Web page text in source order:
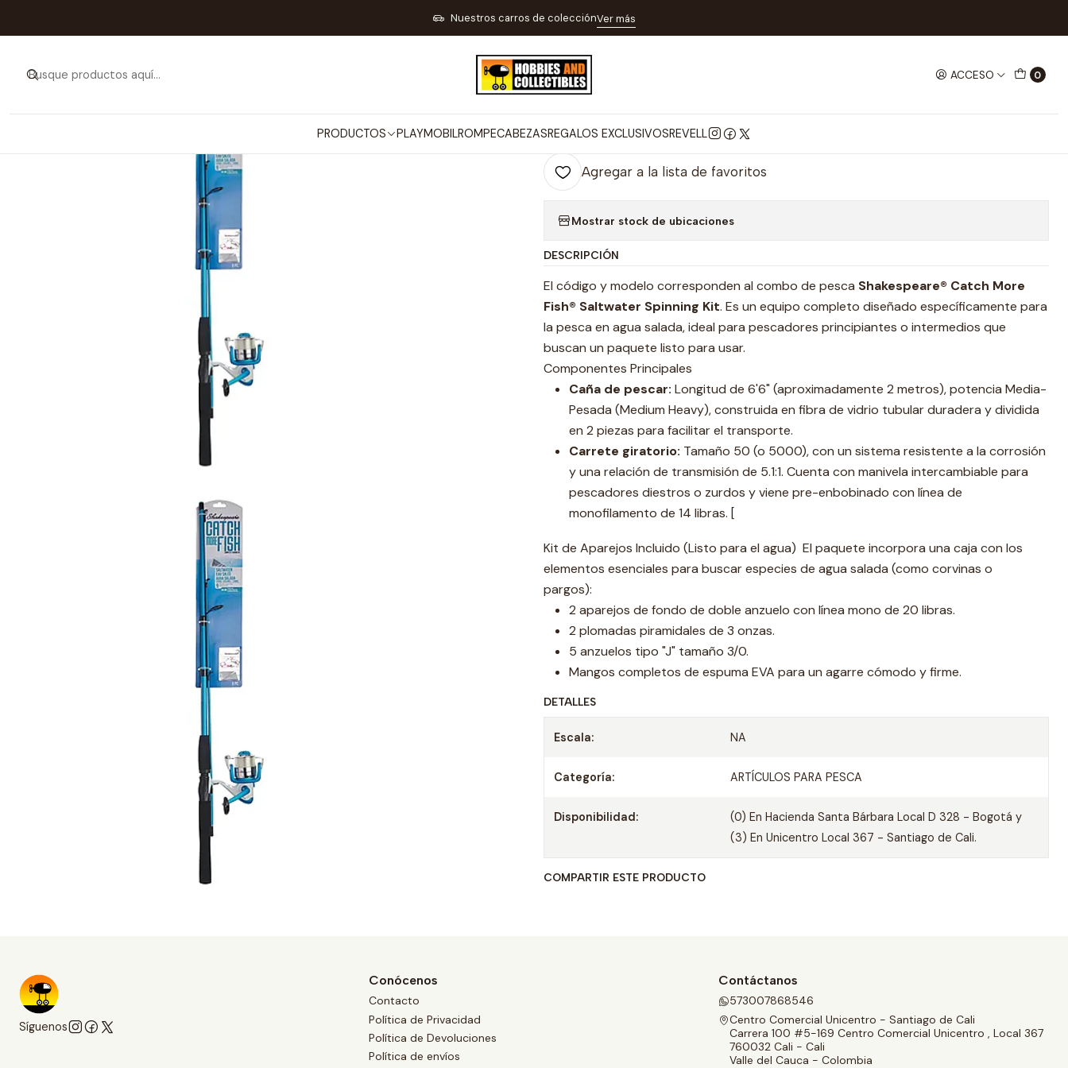
ACCESO 0
PRODUCTOS PLAYMOBILROMPECABEZASREGALOS EXCLUSIVOSREVELL
Nuestros carros de colecciónVer más
ARTÍCULOS PARA TIRO DEPORTIVO PESCA Y CAMPING ARTÍCULOS PARA PESCA
|
Combo Spin Skpcmfswspkit Shakespear
Cantidad
Comprar ahora
Agregar a la lista de favoritos
Mostrar stock de ubicaciones
DESCRIPCIÓN
El código y modelo corresponden al combo de pesca Shakespeare® Catch More
Fish® Saltwater Spinning Kit. Es un equipo completo diseñado específicamente para
la pesca en agua salada, ideal para pescadores principiantes o intermedios que
buscan un paquete listo para usar.
Componentes Principales
Caña de pescar: Longitud de 6'6" (aproximadamente 2 metros), potencia Media-
Pesada (Medium Heavy), construida en fibra de vidrio tubular duradera y dividida
en 2 piezas para facilitar el transporte.
Carrete giratorio: Tamaño 50 (o 5000), con un sistema resistente a la corrosión
y una relación de transmisión de 5.1:1. Cuenta con manivela intercambiable para
pescadores diestros o zurdos y viene pre-enbobinado con línea de
monofilamento de 14 libras. [
Kit de Aparejos Incluido (Listo para el agua) El paquete incorpora una caja con los
elementos esenciales para buscar especies de agua salada (como corvinas o
pargos):
2 aparejos de fondo de doble anzuelo con línea mono de 20 libras.
2 plomadas piramidales de 3 onzas.
5 anzuelos tipo "J" tamaño 3/0.
Mangos completos de espuma EVA para un agarre cómodo y firme.
DETALLES
Escala: NA
Categoría: ARTÍCULOS PARA PESCA
Disponibilidad:
(0) En Hacienda Santa Bárbara Local D 328 - Bogotá y
(3) En Unicentro Local 367 - Santiago de Cali.
COMPARTIR ESTE PRODUCTO
Síguenos
Conócenos
Contacto
Política de Privacidad
Política de Devoluciones
Política de envíos
Contáctanos
573007868546
Centro Comercial Unicentro - Santiago de Cali
Carrera 100 #5-169 Centro Comercial Unicentro , Local 367
760032 Cali - Cali
Valle del Cauca - Colombia